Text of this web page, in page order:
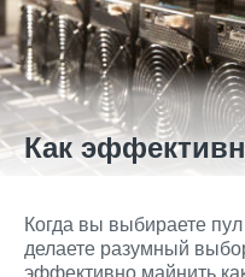
Как
Когда вы выбираете
делаете разумный